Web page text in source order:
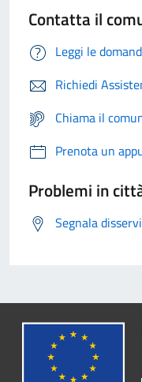
Contatta il
Leggi le
Richiedi
Chiama il
Prenota un
Problemi in
Segnala